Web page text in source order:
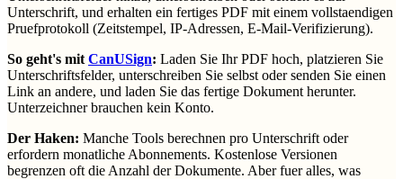
Unterschrift, und erhalten ein fertiges PDF mit einem vollstaendigen
Pruefprotokoll (Zeitstempel, IP-Adressen, E-Mail-Verifizierung).
So geht's mit CanUSign: Laden Sie Ihr PDF hoch, platzieren Sie
Unterschriftsfelder, unterschreiben Sie selbst oder senden Sie einen
Link an andere, und laden Sie das fertige Dokument herunter.
Unterzeichner brauchen kein Konto.
Der Haken: Manche Tools berechnen pro Unterschrift oder
erfordern monatliche Abonnements. Kostenlose Versionen
begrenzen oft die Anzahl der Dokumente. Aber fuer alles, was